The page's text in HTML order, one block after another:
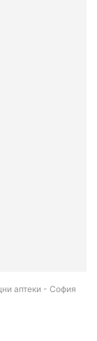
аптеки - София